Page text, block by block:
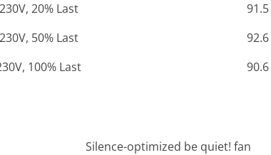
20% Last
91.5
50% Last
92.6
100% Last
90.6
Silence-optimized be quiet! fan